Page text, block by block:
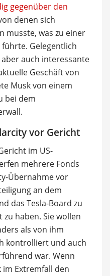
gegenüber den
denen sich
musste, was zu einer
Gelegentlich
auch interessante
Geschäft von
Musk von einem
bei dem
vor Gericht
im US-
mehrere Fonds
Übernahme vor
an dem
das Tesla-Board zu
haben. Sie wollen
als von ihm
kontrolliert und auch
war. Wenn
im Extremfall den